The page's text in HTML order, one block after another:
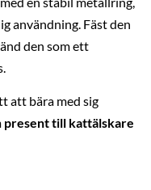
användning. Fäst den
den som ett
att bära med sig
present till kattälskare